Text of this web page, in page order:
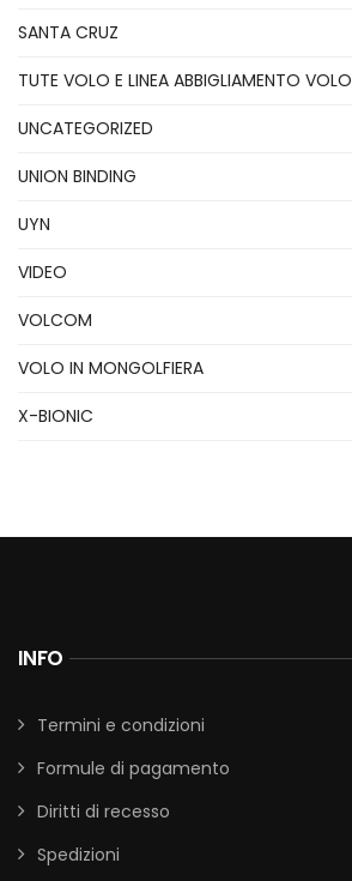
SANTA CRUZ
TUTE VOLO E LINEA ABBIGLIAMENTO VOLO
UNCATEGORIZED
UNION BINDING
UYN
VIDEO
VOLCOM
VOLO IN MONGOLFIERA
X-BIONIC
INFO
Termini e condizioni
Formule di pagamento
Diritti di recesso
Spedizioni